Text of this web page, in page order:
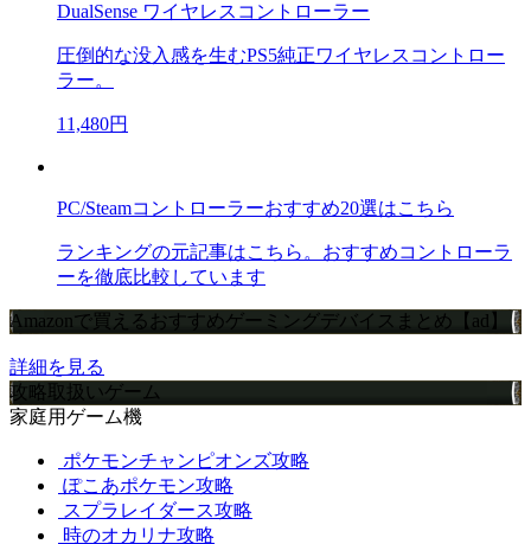
DualSense ワイヤレスコントローラー
圧倒的な没入感を生むPS5純正ワイヤレスコントロー
ラー。
11,480円
PC/Steamコントローラーおすすめ20選はこちら
ランキングの元記事はこちら。おすすめコントローラ
ーを徹底比較しています
Amazonで買えるおすすめゲーミングデバイスまとめ【ad】
詳細を見る
攻略取扱いゲーム
家庭用ゲーム機
ポケモンチャンピオンズ攻略
ぽこあポケモン攻略
スプラレイダース攻略
時のオカリナ攻略